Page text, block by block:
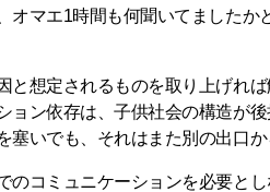
オマエ1時間も何聞いてましたか
と想定されるものを取り上げれ
ョン依存は、子供社会の構造が
塞いでも、それはまた別の出口
のコミュニケーションを必要と